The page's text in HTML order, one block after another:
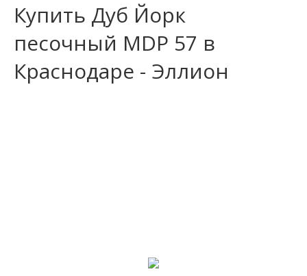
Купить Дуб Йорк
песочный MDP 57 в
Краснодаре - Эллион